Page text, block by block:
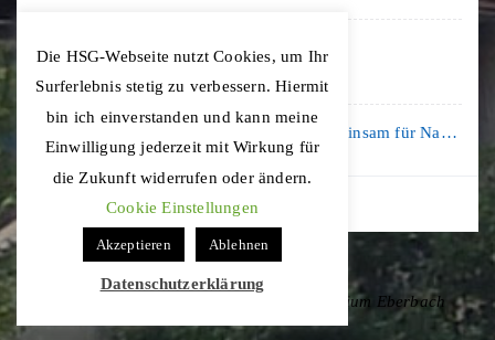
Freiburg-Exkursion des Geschichte LK
Kooperation mit der KLIMA ARENA: Gemeinsam für Nachhaltigkeit und Klimaschutz
16. Juli 2026
Copyright © 2020 Hohenstaufen-Gymnasium Eberbach
Die HSG-Webseite nutzt Cookies, um Ihr
Surferlebnis stetig zu verbessern. Hiermit
bin ich einverstanden und kann meine
Einwilligung jederzeit mit Wirkung für
die Zukunft widerrufen oder ändern.
Cookie Einstellungen
Akzeptieren Ablehnen
Datenschutzerklärung